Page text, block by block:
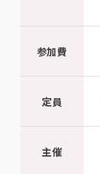
参加費
定員
主催